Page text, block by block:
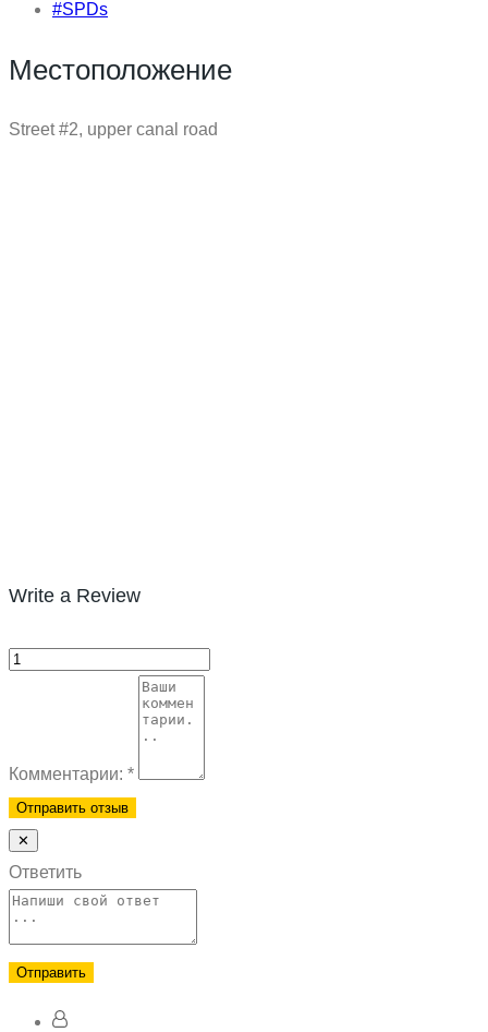
#SPDs
Местоположение
Street #2, upper canal road
Write a Review
Комментарии: *
✕
Ответить